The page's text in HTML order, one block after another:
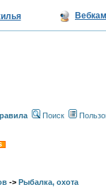
Поиск
-> Рыбалка, охота